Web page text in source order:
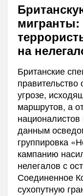
мигранты:
на
Британские
угрозе,
маршрутов, а
данным
группировка
кампанию
нелегалов с
Соединенное
сухопутную